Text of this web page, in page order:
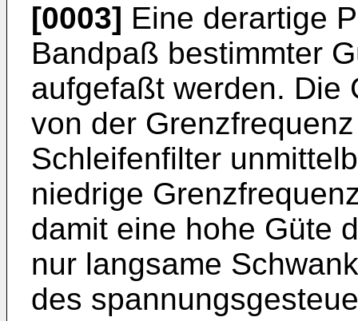
[0003] Eine derartige
Bandpaß bestimmter
aufgefaßt werden. Die
von der
Schleifenfilter
niedrige
damit eine hohe Güte
nur langsame
des